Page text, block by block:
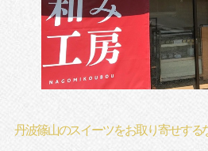
丹波篠山のスイーツをお取り寄せする